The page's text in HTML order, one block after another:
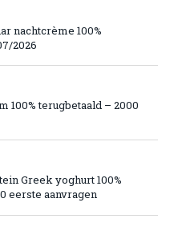
nachtcrème 100%
2026
100% terugbetaald – 2000
Greek yoghurt 100%
eerste aanvragen